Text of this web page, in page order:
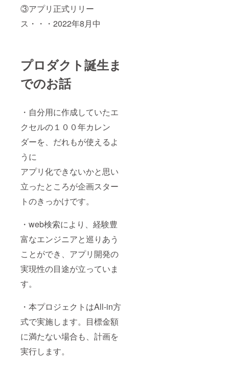
③アプリ正式リリー
ス・・・2022年8月中
プロダクト誕生ま
でのお話
・自分用に作成していたエ
クセルの１００年カレン
ダーを、だれもが使えるよ
うに
アプリ化できないかと思い
立ったところが企画スター
トのきっかけです。
・web検索により、経験豊
富なエンジニアと巡りあう
ことができ、アプリ開発の
実現性の目途が立っていま
す。
・本プロジェクトはAll-in方
式で実施します。目標金額
に満たない場合も、計画を
実行します。